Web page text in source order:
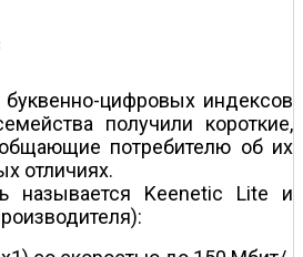
цифровых индексов
получили короткие,
потребителю об их
отличиях.
называется Keenetic Lite и